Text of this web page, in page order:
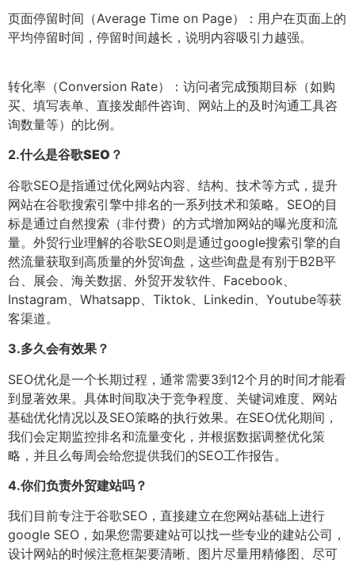
页面停留时间（Average Time on Page）：用户在页面上的
平均停留时间，停留时间越长，说明内容吸引力越强。
转化率（Conversion Rate）：访问者完成预期目标（如购
买、填写表单、直接发邮件咨询、网站上的及时沟通工具咨
询数量等）的比例。
2.什么是谷歌SEO？
谷歌SEO是指通过优化网站内容、结构、技术等方式，提升
网站在谷歌搜索引擎中排名的一系列技术和策略。SEO的目
标是通过自然搜索（非付费）的方式增加网站的曝光度和流
量。外贸行业理解的谷歌SEO则是通过google搜索引擎的自
然流量获取到高质量的外贸询盘，这些询盘是有别于B2B平
台、展会、海关数据、外贸开发软件、Facebook、
Instagram、Whatsapp、Tiktok、Linkedin、Youtube等获
客渠道。
3.多久会有效果？
SEO优化是一个长期过程，通常需要3到12个月的时间才能看
到显著效果。具体时间取决于竞争程度、关键词难度、网站
基础优化情况以及SEO策略的执行效果。在SEO优化期间，
我们会定期监控排名和流量变化，并根据数据调整优化策
略，并且么每周会给您提供我们的SEO工作报告。
4.你们负责外贸建站吗？
我们目前专注于谷歌SEO，直接建立在您网站基础上进行
google SEO，如果您需要建站可以找一些专业的建站公司，
设计网站的时候注意框架要清晰、图片尽量用精修图、尽可